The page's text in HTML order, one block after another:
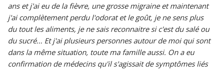
ans et j'ai eu de la fièvre, une grosse migraine et maintenant
j'ai complètement perdu l'odorat et le goût, je ne sens plus
du tout les aliments, je ne sais reconnaitre si c'est du salé ou
du sucré... Et j'ai plusieurs personnes autour de moi qui sont
dans la même situation, toute ma famille aussi. On a eu
confirmation de médecins qu'il s'agissait de symptômes liés